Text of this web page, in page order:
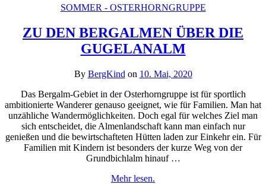
SOMMER - OSTERHORNGRUPPE
ZU DEN BERGALMEN ÜBER DIE
GUGELANALM
By BergKind on 10. Mai, 2020
Das Bergalm-Gebiet in der Osterhorngruppe ist für sportlich
ambitionierte Wanderer genauso geeignet, wie für Familien. Man hat
unzähliche Wandermöglichkeiten. Doch egal für welches Ziel man
sich entscheidet, die Almenlandschaft kann man einfach nur
genießen und die bewirtschafteten Hütten laden zur Einkehr ein. Für
Familien mit Kindern ist besonders der kurze Weg von der
Grundbichlalm hinauf …
Mehr lesen.